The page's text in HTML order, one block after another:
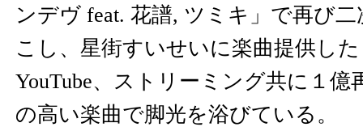
ンデヴ feat. 花譜, ツミキ」で再び
こし、星街すいせいに楽曲提供し
YouTube、ストリーミング共に１億
の高い楽曲で脚光を浴びている。